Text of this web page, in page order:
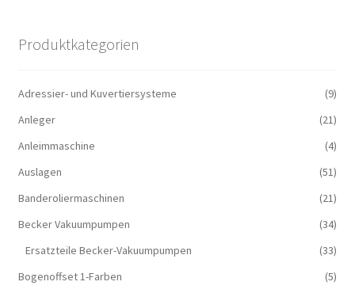
Produktkategorien
Adressier- und Kuvertiersysteme
(9)
Anleger
(21)
Anleimmaschine
(4)
Auslagen
(51)
Banderoliermaschinen
(21)
Becker Vakuumpumpen
(34)
Ersatzteile Becker-Vakuumpumpen
(33)
Bogenoffset 1-Farben
(5)